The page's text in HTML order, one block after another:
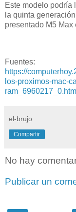
Este modelo podría
la quinta
presentado M5
Fuentes:
https://
los-proximos-mac-
ram_6960217_0.html
el-brujo
Compartir
No hay
Publicar un